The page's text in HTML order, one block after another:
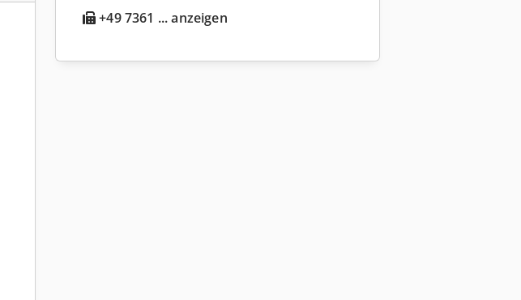
+49 7361 ... anzeigen